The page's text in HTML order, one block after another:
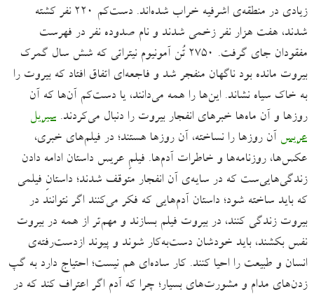
زیادی در منطقه‌ی اشرفیه خراب شده‌اند. دست‌کم ۲۲۰ نفر کشته
شدند، هفت هزار نفر زخمی شدند و نام صدوده نفر ‌در فهرست
مفقودان جای گرفت. ۲۷۵۰ تُن آمونیوم نیتراتی که شش سال گمرک
بیروت مانده بود ناگهان منفجر شد و فاجعه‌ای اتفاق افتاد که بیروت را
به خاک سیاه نشاند. این‌ها را همه می‌دانند، یا دست‌کم آن‌ها که آن
روزها و آن ماه‌ها خبرهای انفجار بیروت را دنبال می‌کردند. سیریل
عریس آن روزها را نساخته، آن روزها هستند؛ در فیلم‌های خبری،
عکس‌ها، روزنامه‌ها و خاطرات‌ آدم‌ها. فیلمِ عریس داستان ادامه دادن
زندگی‌‌هایی‌ست که در سایه‌ی آن انفجار متوقف شدند؛ داستانِ فیلمی
که باید ساخته شود؛ داستان آدم‌هایی که فکر می‌کنند اگر نتوانند در
بیروت زندگی کنند، در بیروت فیلم بسازند و مهم‌تر از همه در بیروت
نفس بکشند، باید خودشان دست‌به‌کار شوند و پیوند ازدست‌رفته‌ی
انسان و طبیعت را احیا کنند. کار ساده‌ای هم نیست؛ احتیاج دارد به گپ‌
زدن‌های مدام و مشورت‌های بسیار؛ چرا که آدم اگر اعتراف کند که در